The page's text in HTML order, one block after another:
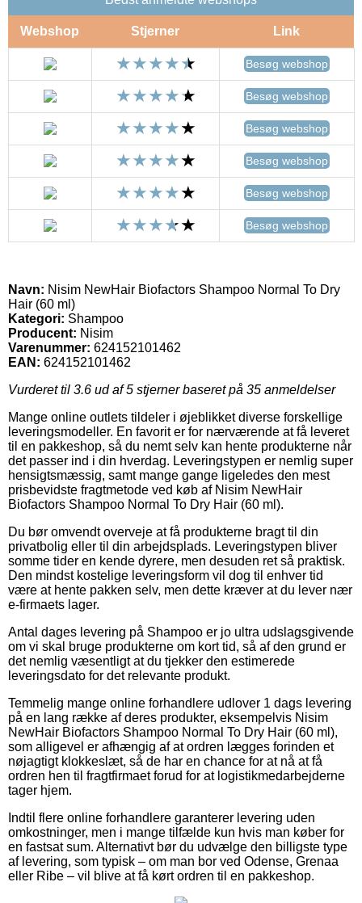
Webshop Stjerner Link
Besøg webshop
Besøg webshop
Besøg webshop
Besøg webshop
Besøg webshop
Besøg webshop
Navn: Nisim NewHair Biofactors Shampoo Normal To Dry
Hair (60 ml)
Kategori: Shampoo
Producent: Nisim
Varenummer: 624152101462
EAN: 624152101462
Vurderet til 3.6 ud af 5 stjerner baseret på 35 anmeldelser
Mange online outlets tildeler i øjeblikket diverse forskellige
leveringsmodeller. En favorit er for nærværende at få leveret
til en pakkeshop, så du nemt selv kan hente produkterne når
det passer ind i din hverdag. Leveringstypen er nemlig super
hensigtsmæssig, samt mange gange ligeledes den mest
prisbevidste fragtmetode ved køb af Nisim NewHair
Biofactors Shampoo Normal To Dry Hair (60 ml).
Du bør omvendt overveje at få produkterne bragt til din
privatbolig eller til din arbejdsplads. Leveringstypen bliver
somme tider en kende dyrere, men desuden ret så praktisk.
Den mindst kostelige leveringsform vil dog til enhver tid
være at hente pakken selv, men dette kræver at du lever nær
e-firmaets lager.
Antal dages levering på Shampoo er jo ultra udslagsgivende
om vi skal bruge produkterne om kort tid, så af den grund er
det nemlig væsentligt at du tjekker den estimerede
leveringsdato for det relevante produkt.
Temmelig mange online forhandlere udlover 1 dags levering
på en lang række af deres produkter, eksempelvis Nisim
NewHair Biofactors Shampoo Normal To Dry Hair (60 ml),
som alligevel er afhængig af at ordren lægges forinden et
nøjagtigt klokkeslæt, så de har en chance for at nå at få
ordren hen til fragtfirmaet forud for at logistikmedarbejderne
tager hjem.
Indtil flere online forhandlere garanterer levering uden
omkostninger, men i mange tilfælde kun hvis man køber for
en fastsat sum. Alternativt bør du udvælge den billigste type
af levering, som typisk – om man bor ved Odense, Grenaa
eller Ribe – vil blive at få kørt ordren til en pakkeshop.